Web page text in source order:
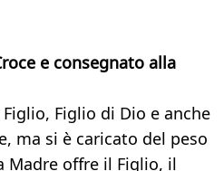
e consegnato alla
Figlio di Dio e anche
ma si è caricato del peso
Madre offre il Figlio, il